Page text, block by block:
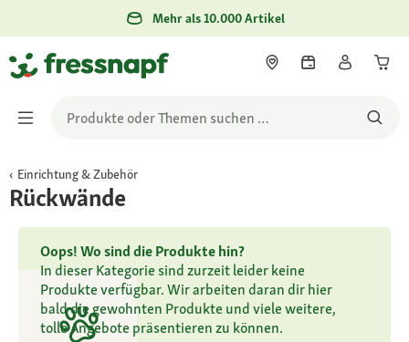
Mehr als 10.000 Artikel
Einrichtung & Zubehör
Rückwände
Oops! Wo sind die Produkte hin?
In dieser Kategorie sind zurzeit leider keine
Produkte verfügbar. Wir arbeiten daran dir hier
bald die gewohnten Produkte und viele weitere,
tolle Angebote präsentieren zu können.